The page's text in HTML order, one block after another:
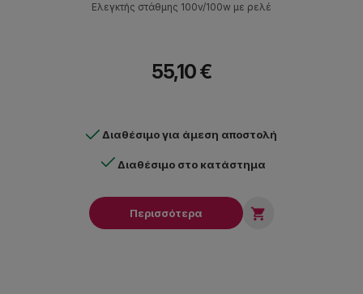
Ελεγκτής στάθμης 100v/100w με ρελέ
55,10 €
Διαθέσιμο για άμεση αποστολή
Διαθέσιμο στο κατάστημα
Περισσότερα 